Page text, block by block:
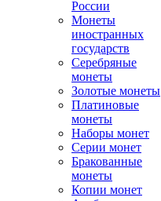
России
Монеты
иностранных
государств
Серебряные
монеты
Золотые монеты
Платиновые
монеты
Наборы монет
Серии монет
Бракованные
монеты
Копии монет